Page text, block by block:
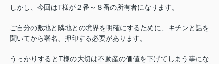
しかし、今回はT様が２番～８番の所有者になります。
ご自分の敷地と隣地との境界を明確にするために、キチンと話を
聞いてから署名、押印する必要があります。
うっかりするとT様の大切は不動産の価値を下げてしまう事にな